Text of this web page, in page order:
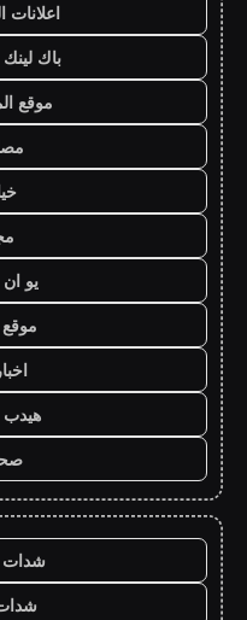
اعلانات
باك
موقع
يو
موقع
اخبار 24 ساعة
هيدب
شدات